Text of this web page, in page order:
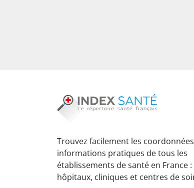
Trouvez facilement les
informations pratiques de tous les
établissements de santé en France :
hôpitaux, cliniques et centres de